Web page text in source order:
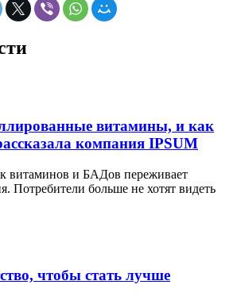
витамины, и как
компания IPSUM
витаминов и БАДов переживает
Потребители больше не хотят видеть
чтобы стать лучше